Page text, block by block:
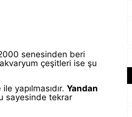
senesinden beri
çeşitleri ise şu
yapılmasıdır. Yandan
sayesinde tekrar